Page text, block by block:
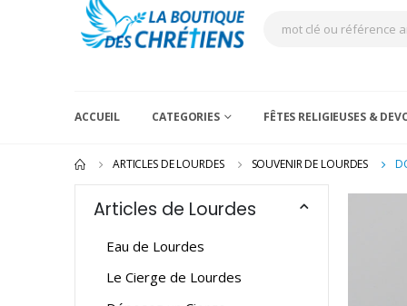
ACCUEIL CATEGORIES FÊTES RELIGIEUSES &
ARTICLES DE LOURDES SOUVENIR DE LOURDES
Articles de Lourdes
Eau de Lourdes
Le Cierge de Lourdes